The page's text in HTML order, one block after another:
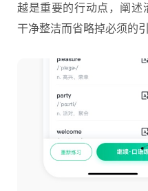
越是重要的行动点，阐
干净整洁而省略掉必须的引